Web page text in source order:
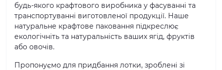
будь-якого крафтового виробника у фасуванні та
транспортуванні виготовленої продукції. Наше
натуральне крафтове паковання підкреслює
екологічніть та натуральність ваших ягід, фруктів
або овочів.
Пропонуємо для придбання лотки, зроблені зі